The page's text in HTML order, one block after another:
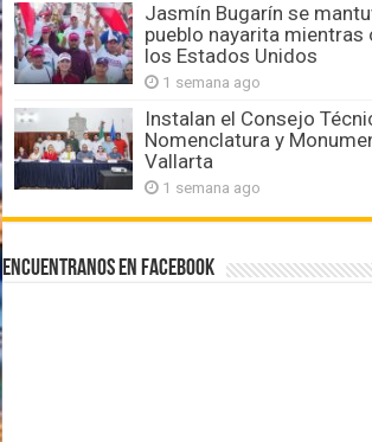
Jasmín Bugarín se
pueblo nayarita
los Estados Unidos
1 semana ago
Instalan el Consejo
Nomenclatura y
Vallarta
1 semana ago
Encuentranos en Facebook